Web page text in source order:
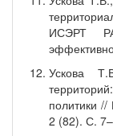
ИСЭРТ
Ускова
политики
2 (82). С.